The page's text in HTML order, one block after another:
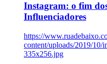
Instagram: o fim
Influenciadores
https://
content/uploads/2019/10/
335x256.jpg